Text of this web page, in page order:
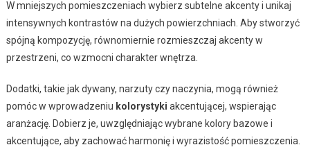
W mniejszych pomieszczeniach wybierz subtelne akcenty i unikaj
intensywnych kontrastów na dużych powierzchniach. Aby stworzyć
spójną kompozycję, równomiernie rozmieszczaj akcenty w
przestrzeni, co wzmocni charakter wnętrza.
Dodatki, takie jak dywany, narzuty czy naczynia, mogą również
pomóc w wprowadzeniu kolorystyki akcentującej, wspierając
aranżację. Dobierz je, uwzględniając wybrane kolory bazowe i
akcentujące, aby zachować harmonię i wyrazistość pomieszczenia.